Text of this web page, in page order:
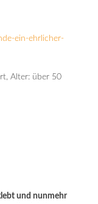
ein-ehrlicher-
Alter: über 50
und nunmehr